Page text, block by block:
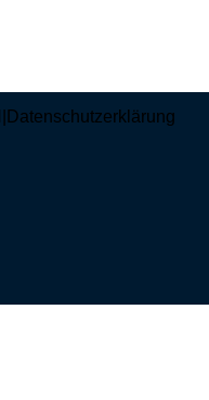
Datenschutzerklärung